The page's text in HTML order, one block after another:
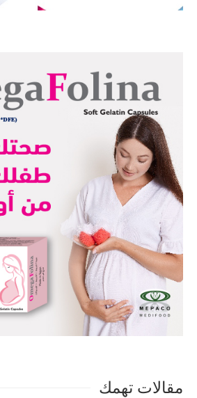
مقالات تهمك